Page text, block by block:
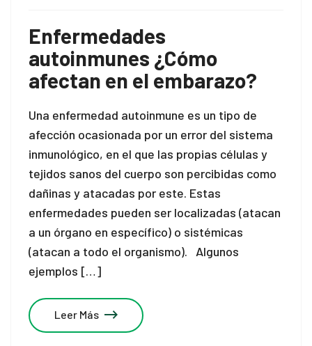
Enfermedades
autoinmunes ¿Cómo
afectan en el embarazo?
Una enfermedad autoinmune es un tipo de
afección ocasionada por un error del sistema
inmunológico, en el que las propias células y
tejidos sanos del cuerpo son percibidas como
dañinas y atacadas por este. Estas
enfermedades pueden ser localizadas (atacan
a un órgano en específico) o sistémicas
(atacan a todo el organismo). Algunos
ejemplos […]
Leer Más